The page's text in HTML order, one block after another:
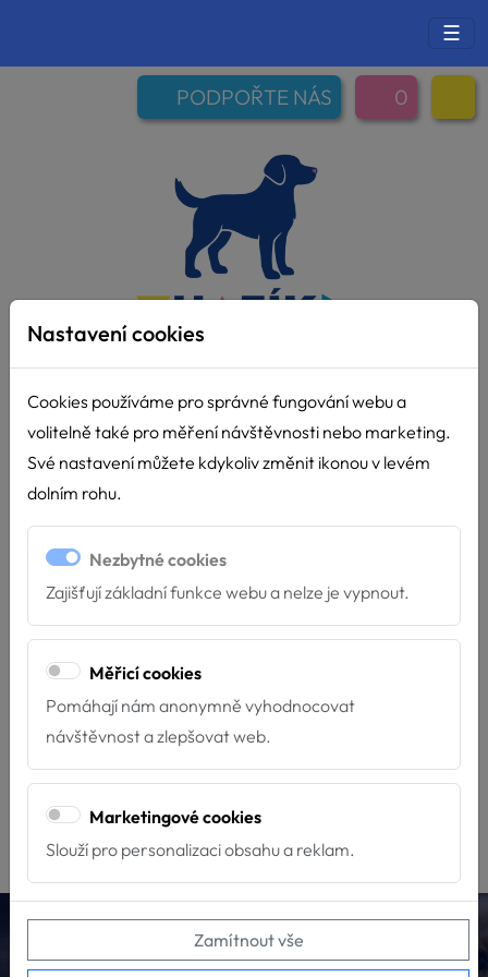
☰
PODPOŘTE NÁS 0
Litujeme, ale požadovaná stránka nebyla nalezena. Stránka
buď neexistuje, změnila se její adresa nebo již byly smazána.
na úvodní stranu , nebo zkusit některý z následujících odkazů:
O Hafíkovi Kontakty Psí škola Chci podpořit
Jak se stát dobrovolníkem
Hafík Třeboň, z.s.
info@canisterapie.org
Nastavení cookies
Cookies používáme pro správné fungování webu a
volitelně také pro měření návštěvnosti nebo marketing.
Své nastavení můžete kdykoliv změnit ikonou v levém
dolním rohu.
Nezbytné cookies
Zajišťují základní funkce webu a nelze je vypnout.
Měřicí cookies
Pomáhají nám anonymně vyhodnocovat
návštěvnost a zlepšovat web.
Marketingové cookies
Slouží pro personalizaci obsahu a reklam.
Zamítnout vše